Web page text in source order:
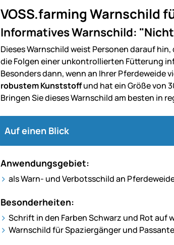
VOSS.farming Warnschild
Informatives Warnschild:
Dieses Warnschild weist Personen darauf hin,
die Folgen einer unkontrollierten Fütterung
Besonders dann, wenn an Ihrer Pferdeweide
robustem Kunststoffund hat ein Größe von
Bringen Sie dieses Warnschild am besten in
Auf einen Blick
Anwendungsgebiet:
als Warn- und Verbotsschild an
Besonderheiten:
Schrift in den Farben Schwarz und Rot auf
Warnschild für Spaziergänger und